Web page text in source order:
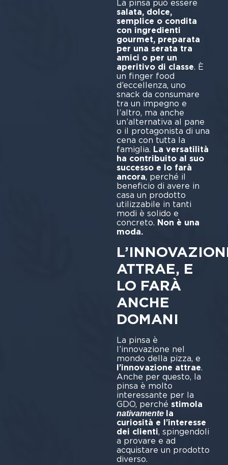
La pinsa può essere
salata, dolce,
semplice o condita
con ingredienti
gourmet, preparata
per una serata tra
amici o per un
aperitivo di classe. È
un finger food
d’eccellenza, uno
snack da consumare
tra un impegno e
l’altro, ma anche
un’alternativa al pane
o il protagonista di una
cena con tutta la
famiglia. La versatilità
ha contribuito al suo
successo e lo farà
ancora, perché il
beneficio di avere in
casa un prodotto
utilizzabile in tanti
modi è solido e
concreto. Non è una
moda.
ATTRAE, E
LO FARÀ
ANCHE
DOMANI
La pinsa è
l’innovazione nel
mondo della pizza, e
l’innovazione attrae.
Anche per questo, la
pinsa è molto
interessante per la
GDO, perché stimola
nativamente la
curiosità e l’interesse
dei clienti, spingendoli
a provare e ad
acquistare un prodotto
diverso.